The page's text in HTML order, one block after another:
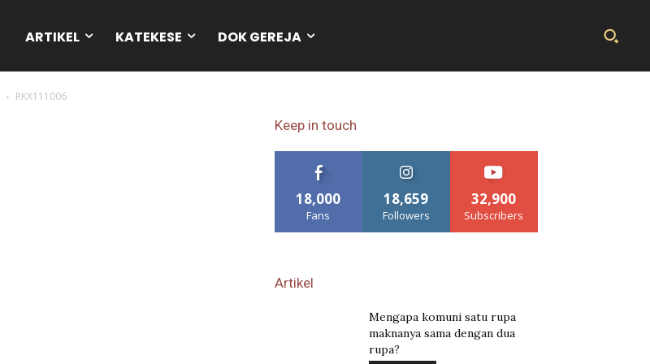
ARTIKEL KATEKESE DOK GEREJA
RKX111006
Keep in touch
18,000
Fans
18,659
Followers
32,900
Subscribers
Artikel
Mengapa komuni satu rupa
maknanya sama dengan dua
rupa?